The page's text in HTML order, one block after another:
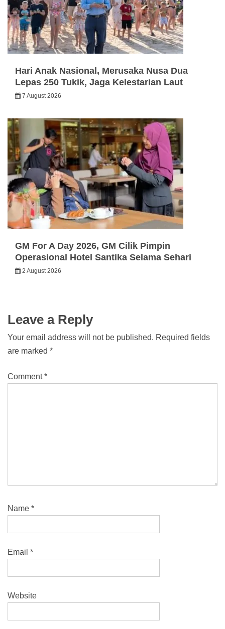
Hari Anak Nasional, Merusaka Nusa Dua
Lepas 250 Tukik, Jaga Kelestarian Laut
7 August 2026
GM For A Day 2026, GM Cilik Pimpin
Operasional Hotel Santika Selama Sehari
2 August 2026
Leave a Reply
Your email address will not be published. Required fields
are marked *
Comment*
Name *
Email *
Website